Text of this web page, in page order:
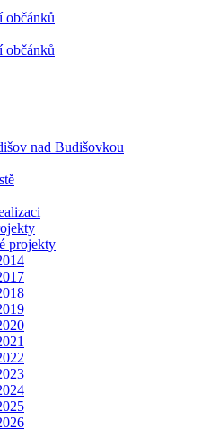
občánků
občánků
nad Budišovkou
projekty